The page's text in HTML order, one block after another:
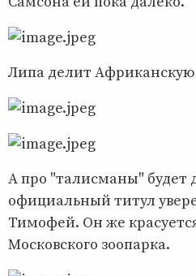
Липа делит Африканскую
А про "талисманы" будет
официальный титул
Тимофей. Он же
Московского зоопарка.